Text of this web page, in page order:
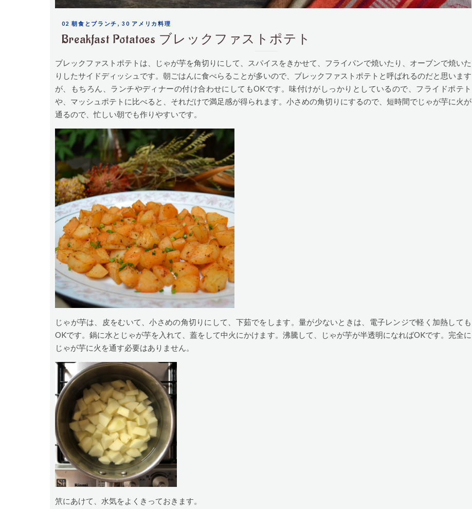
02 朝食とブランチ , 30 アメリカ料理
Breakfast Potatoes ブレックファストポテト
ブレックファストポテトは、じゃが芋を角切りにして、スパイスをきかせて、フライパンで焼いたり、オーブンで焼いた
りしたサイドディッシュです。朝ごはんに食べらることが多いので、ブレックファストポテトと呼ばれるのだと思います
が、もちろん、ランチやディナーの付け合わせにしてもOKです。味付けがしっかりとしているので、フライドポテト
や、マッシュポテトに比べると、それだけで満足感が得られます。小さめの角切りにするので、短時間でじゃが芋に火が
通るので、忙しい朝でも作りやすいです。
じゃが芋は、皮をむいて、小さめの角切りにして、下茹でをします。量が少ないときは、電子レンジで軽く加熱しても
OKです。鍋に水とじゃが芋を入れて、蓋をして中火にかけます。沸騰して、じゃが芋が半透明になればOKです。完全に
じゃが芋に火を通す必要はありません。
笊にあけて、水気をよくきっておきます。